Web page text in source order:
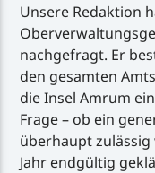
Unsere Redaktion
nachgefragt. Er
den gesamten
die Insel Amrum
Frage – ob ein
überhaupt
Jahr endgültig